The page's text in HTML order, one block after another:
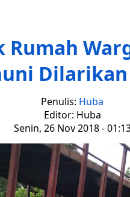
Dilarikan
Penulis: Huba
Editor: Huba
Senin, 26 Nov 2018 -